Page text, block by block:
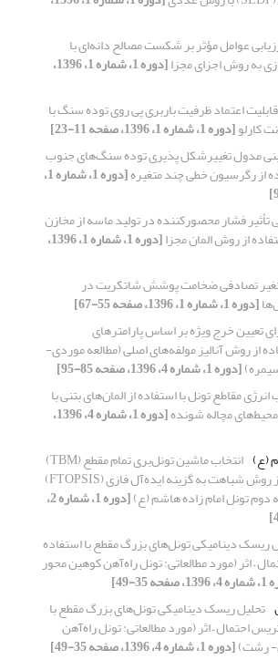
عوامل مؤثر بر شکست مصالح دانه‌ای با
به روش اجزای مجزا [دوره 1، شماره 1، 1396،
اعتماد ظرفیت باربری پی روی توده سنگ با
کارلو[دوره 1، شماره 1، 1396، صفحه 11-23]
مدول تغییرشکل‌ پذیری توده سنگ‌های جنوب
از رگرسیون خطی چند متغیره [دوره 1، شماره 1،
فشار محصورکننده در تولید ماسه از مخازن
از روش المان مجزا [دوره 1، شماره 1، 1396،
تصادفی ضخامت پوشش شاتکریت در
[دوره 1، شماره 1، 1396، صفحه 55-67]
تعیین خرج ویژه بر اساس پارامترهای
از روش آنالیز مولفه‌های اصلی (مطالعه موردی-
[دوره 1، شماره 4، 1396، صفحه 85-95]
مقاطع تونل با استفاده از المان‌های بتنی با
مچاله شونده [دوره 1، شماره 4، 1396،
(ع)
انتخاب ماشین تونل‌بری تمام مقطع (TBM)
مناسب با استفاده از روش شباهت به گزینه ایده‌آل فازی (FTOPSIS)
دوم تونل امام زاده هاشم (ع) [دوره 1، شماره 2،
ریسک دینامیکی تونل‌های بزرگ مقطع با استفاده
– اثر (مورد مطالعاتی: تونل راه‌آهن کوهین محور
35-49]
تحلیل ریسک دینامیکی تونل‌های بزرگ مقطع با
احتمال – اثر (مورد مطالعاتی: تونل راه‌آهن
رشت)[دوره 1، شماره 4، 1396، صفحه 35-49]